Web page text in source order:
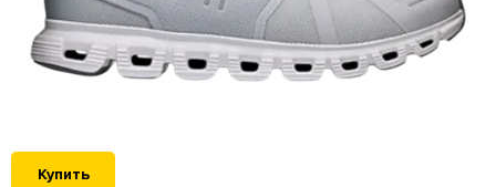
Купить